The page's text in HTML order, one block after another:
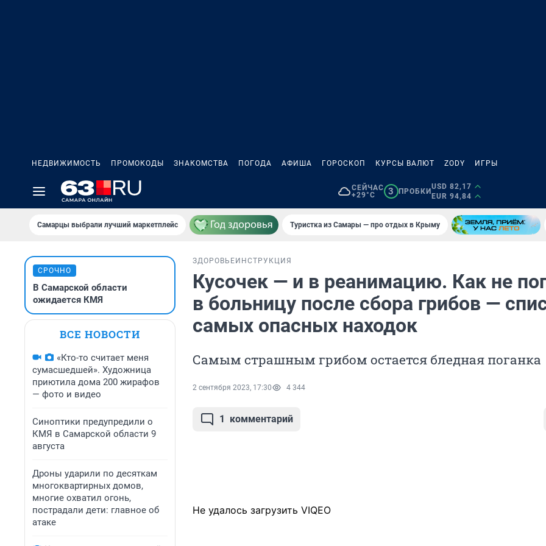
НЕДВИЖИМОСТЬ ПРОМОКОДЫ ЗНАКОМСТВА ПОГОДА АФИША ГОРОСКОП КУРСЫ ВАЛЮТ ZODY ИГРЫ
СЕЙЧАС
+29°C
3 ПРОБКИ
USD 82,17
EUR 94,84
Самарцы выбрали лучший маркетплейс Туристка из Самары — про отдых в Крыму
СРОЧНО
В Самарской области
ожидается КМЯ
ВСЕ НОВОСТИ
«Кто-то считает меня
сумасшедшей». Художница
приютила дома 200 жирафов
— фото и видео
Синоптики предупредили о
КМЯ в Самарской области 9
августа
Дроны ударили по десяткам
многоквартирных домов,
многие охватил огонь,
пострадали дети: главное об
атаке
ЗДОРОВЬЕ ИНСТРУКЦИЯ
Кусочек — и в реанимацию. Как не
в больницу после сбора грибов —
самых опасных находок
Самым страшным грибом остается бледная поганка
2 сентября 2023, 17:30 4 344
1 комментарий
Не удалось загрузить VIQEO